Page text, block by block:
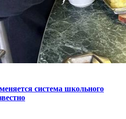
система школьного